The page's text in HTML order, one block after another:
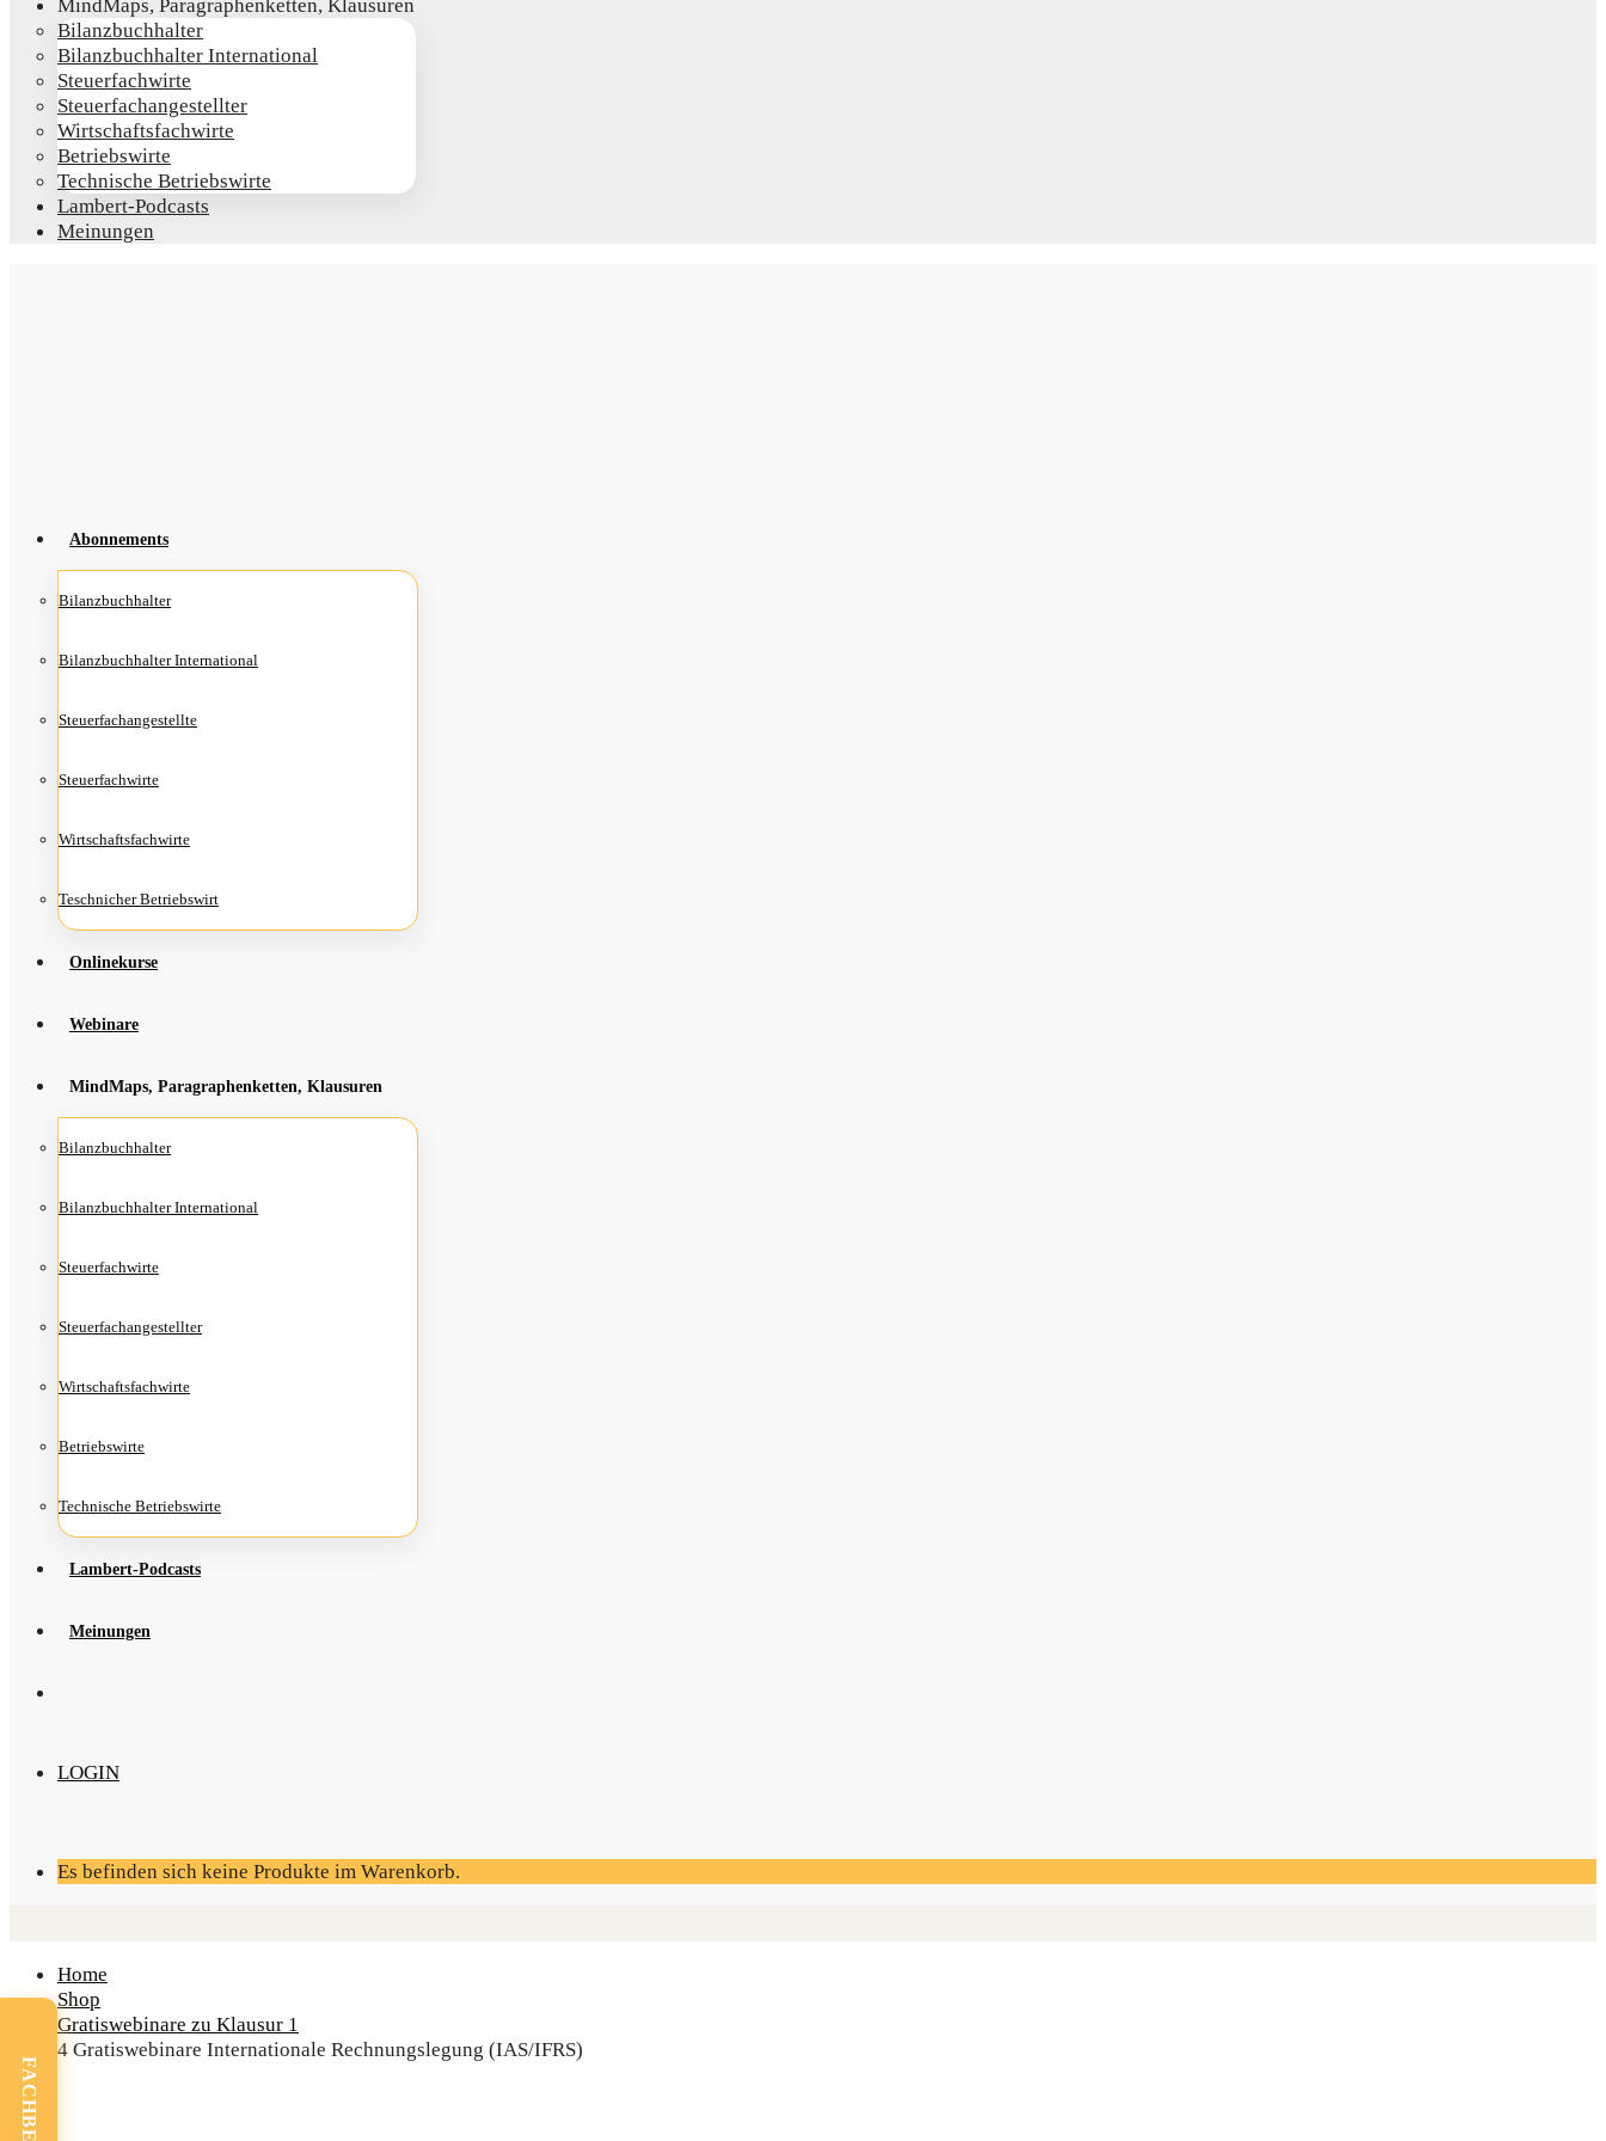
Mind­Maps, Para­gra­phen­ket­ten, Klausuren
Bilanz­buch­hal­ter
Bilanz­buch­hal­ter International
Steu­er­fach­wir­te
Steu­er­fach­an­ge­stell­ter
Wirt­schafts­fach­wir­te
Betriebs­wir­te
Tech­ni­sche Betriebswirte
Lam­­bert-Pod­­casts
Mei­nun­gen
Abon­ne­ments
Bilanz­buch­hal­ter
Bilanz­buch­hal­ter International
Steu­er­fach­an­ge­stell­te
Steu­er­fach­wir­te
Wirt­schafts­fach­wir­te
Teschni­cher Betriebswirt
Online­kur­se
Web­i­na­re
Mind­Maps, Para­gra­phen­ket­ten, Klausuren
Bilanz­buch­hal­ter
Bilanz­buch­hal­ter International
Steu­er­fach­wir­te
Steu­er­fach­an­ge­stell­ter
Wirt­schafts­fach­wir­te
Betriebs­wir­te
Tech­ni­sche Betriebswirte
Lam­­bert-Pod­­casts
Mei­nun­gen
LOGIN
Es befinden sich keine Produkte im Warenkorb.
Home
Shop
Gratiswebinare zu Klausur 1
4 Gra­tis­web­i­na­re Inter­na­tio­na­le Rech­nungs­le­gung (IAS/IFRS)